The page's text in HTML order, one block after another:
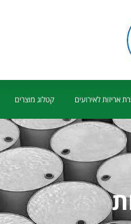
אריזות לאירועים קטלוג מוצרים